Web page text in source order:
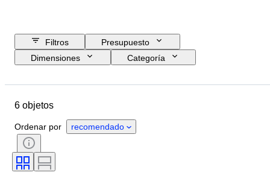
Filtros
Presupuesto
Dimensiones
Categoría
País de origen
Estilo
Original / réplica
6 objetos
Ordenar por recomendado